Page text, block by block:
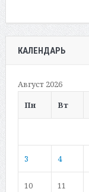
КАЛЕНДАРЬ
Август 2026
Пн
Вт
3 4
10 11